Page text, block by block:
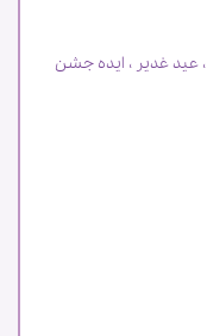
، عید غدیر ، ایده جشن